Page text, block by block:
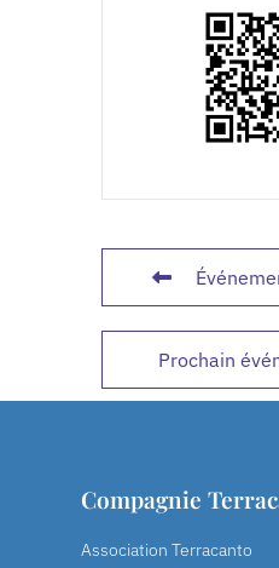
Prochain
Compagnie
Association Terracanto